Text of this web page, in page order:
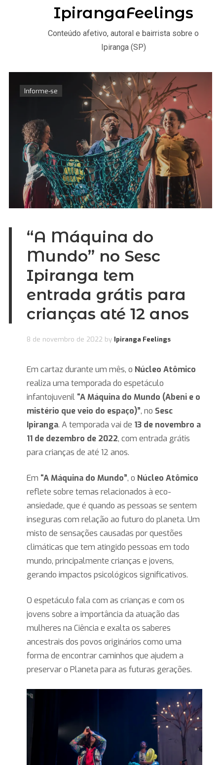
Informe-se
“A Máquina do
Mundo” no Sesc
Ipiranga tem
entrada grátis para
crianças até 12 anos
8 de novembro de 2022 by Ipiranga Feelings
Em cartaz durante um mês, o Núcleo Atômico
realiza uma temporada do espetáculo
infantojuvenil “A Máquina do Mundo (Abeni e o
mistério que veio do espaço)”, no Sesc
Ipiranga. A temporada vai de 13 de novembro a
11 de dezembro de 2022, com entrada grátis
para crianças de até 12 anos.
Em “A Máquina do Mundo”, o Núcleo Atômico
reflete sobre temas relacionados à eco-
ansiedade, que é quando as pessoas se sentem
inseguras com relação ao futuro do planeta. Um
misto de sensações causadas por questões
climáticas que tem atingido pessoas em todo
mundo, principalmente crianças e jovens,
gerando impactos psicológicos significativos.
O espetáculo fala com as crianças e com os
jovens sobre a importância da atuação das
mulheres na Ciência e exalta os saberes
ancestrais dos povos originários como uma
forma de encontrar caminhos que ajudem a
preservar o Planeta para as futuras gerações.
IpirangaFeelings
Conteúdo afetivo, autoral e bairrista sobre o
Ipiranga (SP)